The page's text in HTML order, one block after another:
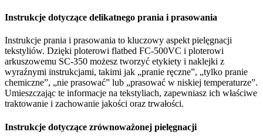
Instrukcje dotyczące delikatnego prania i prasowania
Instrukcje prania i prasowania to kluczowy aspekt pielęgnacji
tekstyliów. Dzięki ploterowi flatbed FC-500VC i ploterowi
arkuszowemu SC-350 możesz tworzyć etykiety i naklejki z
wyraźnymi instrukcjami, takimi jak „pranie ręczne”, „tylko pranie
chemiczne”, „nie prasować” lub „prasować w niskiej temperaturze”.
Umieszczając te informacje na tekstyliach, zapewniasz ich właściwe
traktowanie i zachowanie jakości oraz trwałości.
Instrukcje dotyczące zrównoważonej pielęgnacji